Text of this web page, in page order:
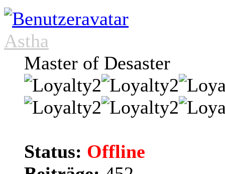
Astha
Master of Desaster
Status: Offline